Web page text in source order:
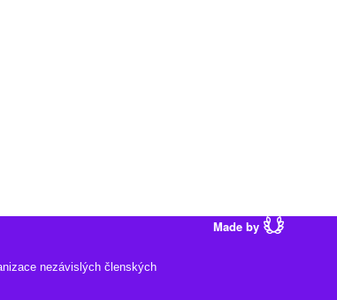
nezávislých členských
Made by